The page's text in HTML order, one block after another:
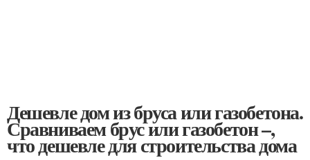
Дешевле дом из бруса или газобетона.
Сравниваем брус или газобетон –,
что дешевле для строительства дома